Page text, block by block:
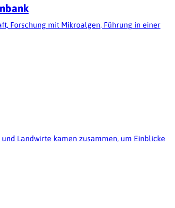
Forschung mit Mikroalgen, Führung in einer
Landwirte kamen zusammen, um Einblicke